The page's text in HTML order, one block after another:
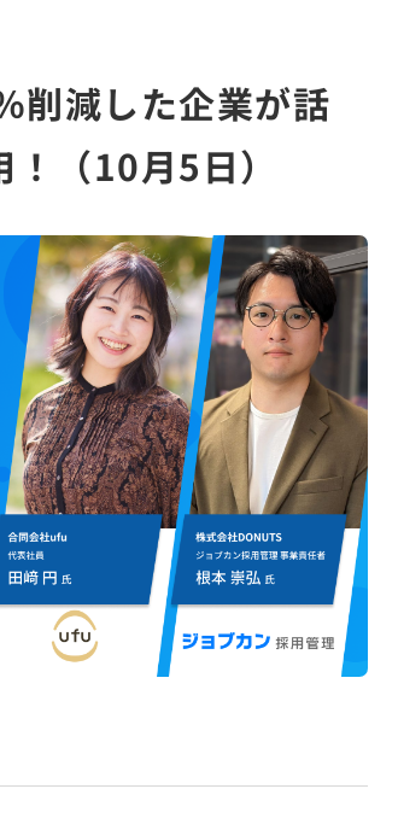
削減した企業が話
（10月5日）